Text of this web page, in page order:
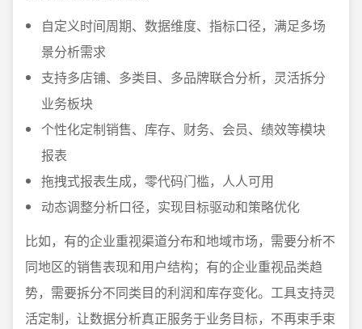
自定义时间周期、数据维度、指标口径，满足多场
景分析需求
支持多店铺、多类目、多品牌联合分析，灵活拆分
业务板块
个性化定制销售、库存、财务、会员、绩效等模块
报表
拖拽式报表生成，零代码门槛，人人可用
动态调整分析口径，实现目标驱动和策略优化
比如，有的企业重视渠道分布和地域市场，需要分析不
同地区的销售表现和用户结构；有的企业重视品类趋
势，需要拆分不同类目的利润和库存变化。工具支持灵
活定制，让数据分析真正服务于业务目标，不再束手束